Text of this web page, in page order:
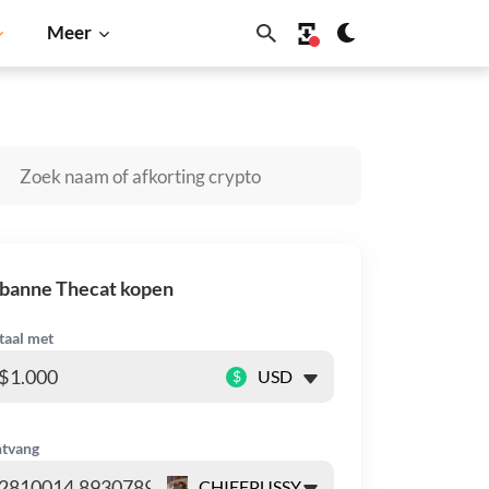
Meer
Inu Dogecoin Solana BNB
Thecat kopen
met
$